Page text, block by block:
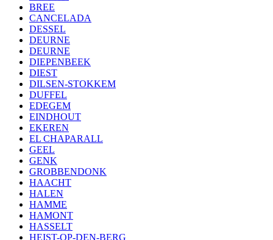
BREE
CANCELADA
DESSEL
DEURNE
DEURNE
DIEPENBEEK
DIEST
DILSEN-STOKKEM
DUFFEL
EDEGEM
EINDHOUT
EKEREN
EL CHAPARALL
GEEL
GENK
GROBBENDONK
HAACHT
HALEN
HAMME
HAMONT
HASSELT
HEIST-OP-DEN-BERG